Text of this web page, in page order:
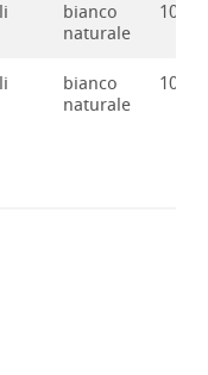
bianco
naturale
bianco
naturale